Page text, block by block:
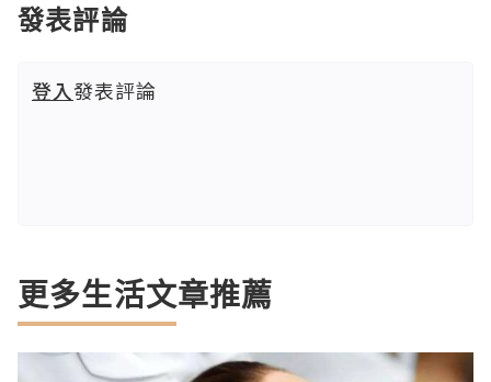
發表評論
登入發表評論
更多生活文章推薦